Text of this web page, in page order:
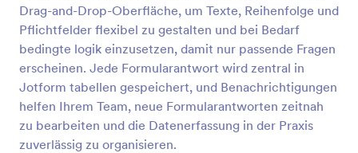
Drag-and-Drop-Oberfläche, um Texte, Reihenfolge und
Pflichtfelder flexibel zu gestalten und bei Bedarf
bedingte logik einzusetzen, damit nur passende Fragen
erscheinen. Jede Formularantwort wird zentral in
Jotform tabellen gespeichert, und Benachrichtigungen
helfen Ihrem Team, neue Formularantworten zeitnah
zu bearbeiten und die Datenerfassung in der Praxis
zuverlässig zu organisieren.
Anmeldeformular Für Neue Patienten
Ein Anmeldeformular für neue Patienten wird von
Organisationen des Gesundheitswesens verwendet,
um neue Patienten für die Praxis anzumelden.
Go to Category:
Gesundheitsanmeldeformulare